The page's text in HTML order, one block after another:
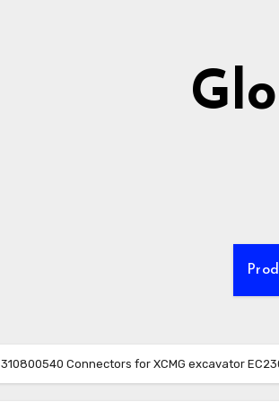
310800540 Connectors for XCMG excavator